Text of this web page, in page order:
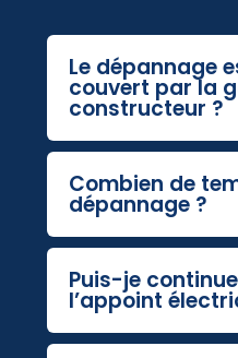
Le dépannage
couvert par la
constructeur ?
Combien de
dépannage ?
Puis-je
l’appoint